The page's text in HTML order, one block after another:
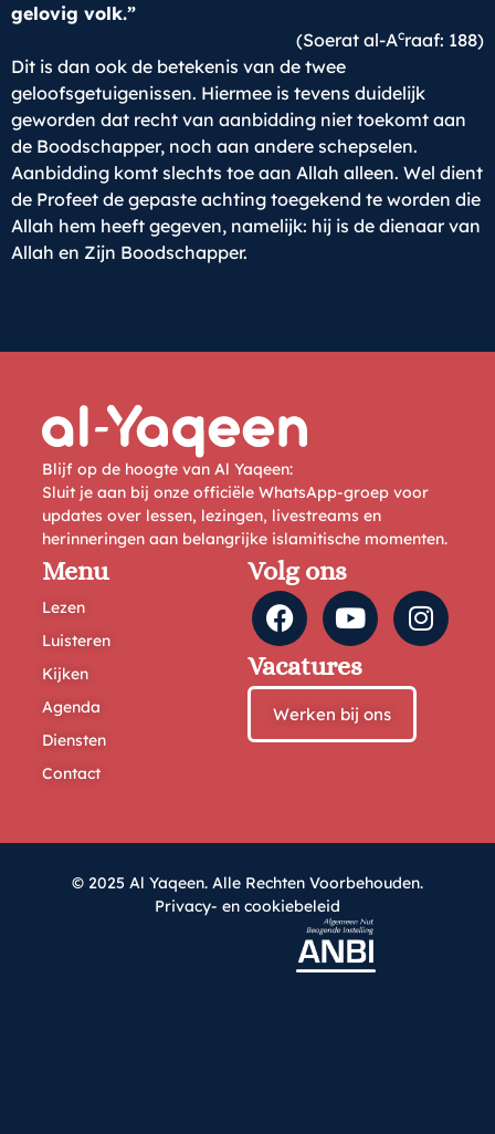
gelovig volk.”
(Soerat al-Acraaf: 188)
Dit is dan ook de betekenis van de twee
geloofsgetuigenissen. Hiermee is tevens duidelijk
geworden dat recht van aanbidding niet toekomt aan
de Boodschapper, noch aan andere schepselen.
Aanbidding komt slechts toe aan Allah alleen. Wel dient
de Profeet de gepaste achting toegekend te worden die
Allah hem heeft gegeven, namelijk: hij is de dienaar van
Allah en Zijn Boodschapper.
Blijf op de hoogte van Al Yaqeen:
Sluit je aan bij onze officiële WhatsApp-groep voor
updates over lessen, lezingen, livestreams en
herinneringen aan belangrijke islamitische momenten.
Menu
Lezen
Luisteren
Kijken
Agenda
Diensten
Contact
Volg ons
Vacatures
Werken bij ons
© 2025 Al Yaqeen. Alle Rechten Voorbehouden.
Privacy- en cookiebeleid